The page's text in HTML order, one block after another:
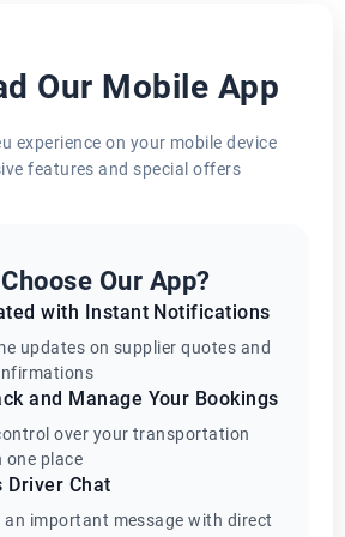
Our Mobile App
experience on your mobile device
features and special offers
Our App?
with Instant Notifications
updates on supplier quotes and
and Manage Your Bookings
over your transportation
one place
Driver Chat
an important message with direct